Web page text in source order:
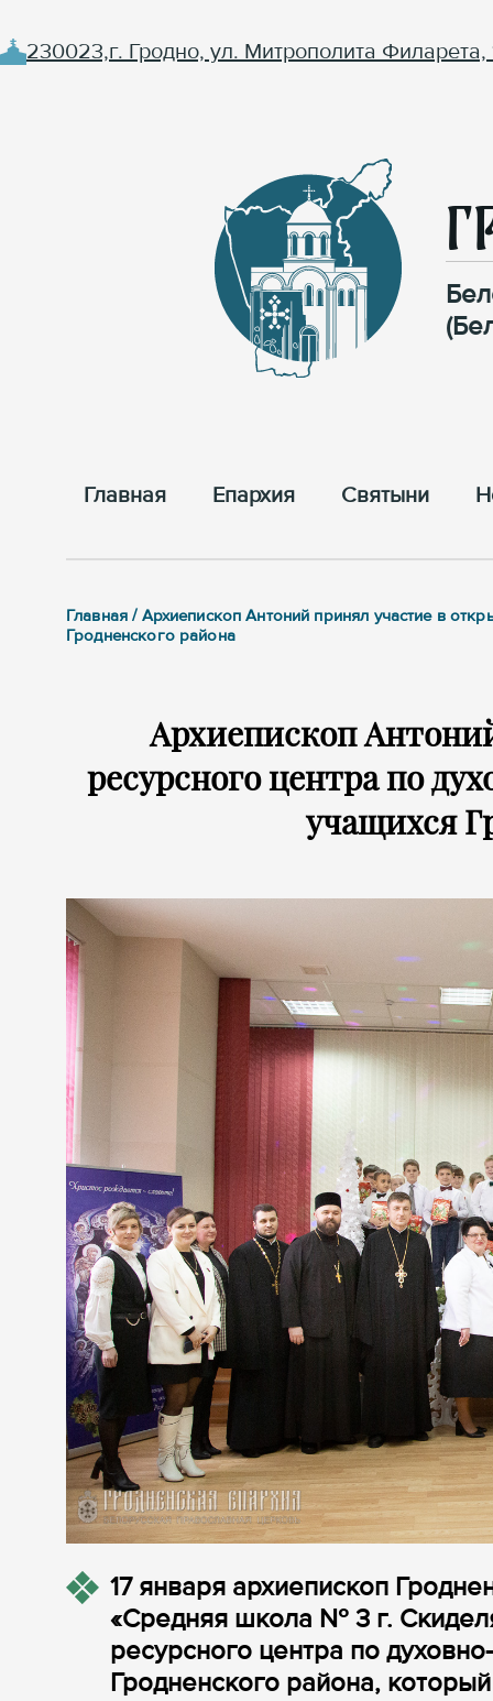
230023,г. Гродно, ул. Митрополита Филарета,
Главная Епархия Cвятыни
Главная / Архиепископ Антоний принял участие в
Гродненского района
Архиепископ
ресурсного центра по
учащихся
17 января архиепископ
«Средняя школа № 3 г.
ресурсного центра по
Гродненского района,